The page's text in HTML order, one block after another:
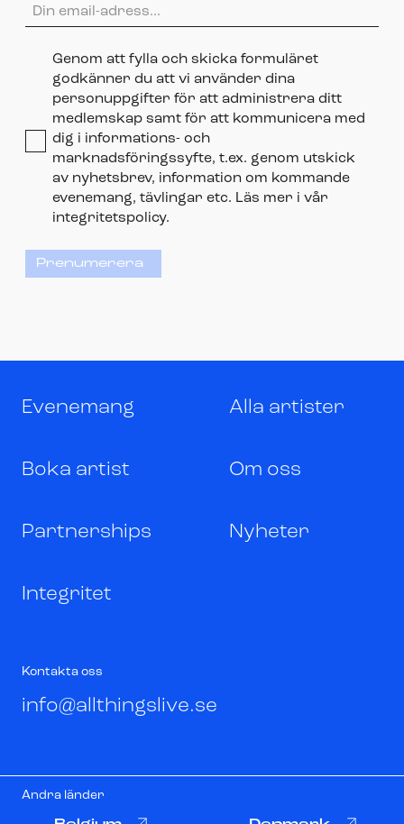
Genom att fylla och skicka formuläret
godkänner du att vi använder dina
personuppgifter för att administrera ditt
medlemskap samt för att kommunicera med
dig i informations- och
marknadsföringssyfte, t.ex. genom utskick
av nyhetsbrev, information om kommande
evenemang, tävlingar etc. Läs mer i vår
integritetspolicy.
Prenumerera
Evenemang Alla artister
Boka artist Om oss
Partnerships Nyheter
Integritet
Kontakta oss
info@allthingslive.se
Andra länder